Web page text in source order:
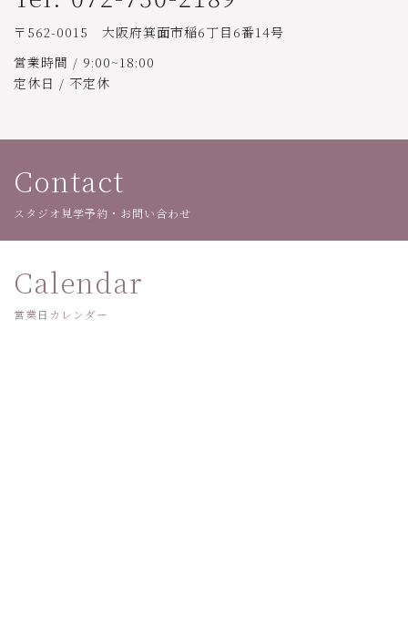
〒562-0015 大阪府箕面市稲6丁目6番14号
営業時間 / 9:00~18:00
定休日 / 不定休
Contact
スタジオ見学予約・お問い合わせ
Calendar
営業日カレンダー